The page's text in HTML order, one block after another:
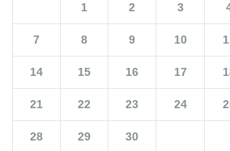
1 2 3
7 8 9 10
14 15 16 17
21 22 23 24
28 29 30